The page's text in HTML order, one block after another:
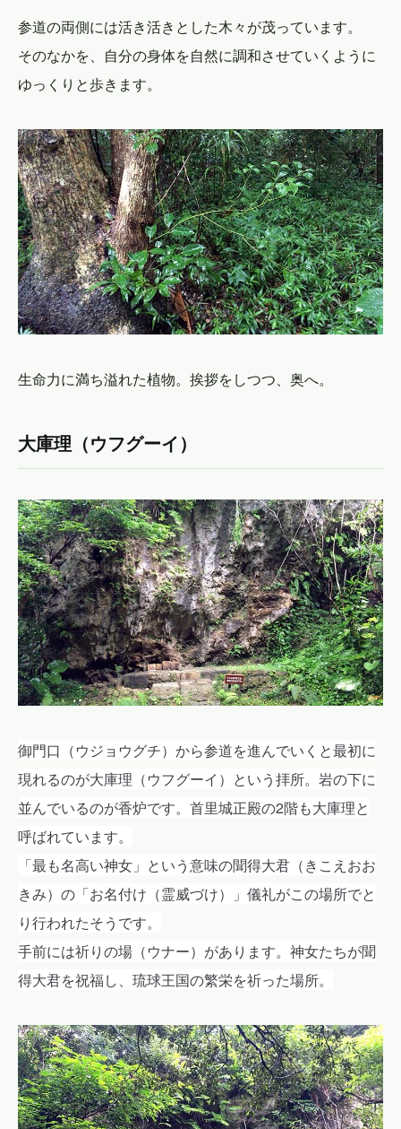
参道の両側には活き活きとした木々が茂っています。
そのなかを、自分の身体を自然に調和させていくように
ゆっくりと歩きます。
生命力に満ち溢れた植物。挨拶をしつつ、奥へ。
大庫理（ウフグーイ）
御門口（ウジョウグチ）から参道を進んでいくと最初に
現れるのが大庫理（ウフグーイ）という拝所。岩の下に
並んでいるのが香炉です。首里城正殿の2階も大庫理と
呼ばれています。
「最も名高い神女」という意味の聞得大君（きこえおお
きみ）の「お名付け（霊威づけ）」儀礼がこの場所でと
り行われたそうです。
手前には祈りの場（ウナー）があります。神女たちが聞
得大君を祝福し、琉球王国の繁栄を祈った場所。